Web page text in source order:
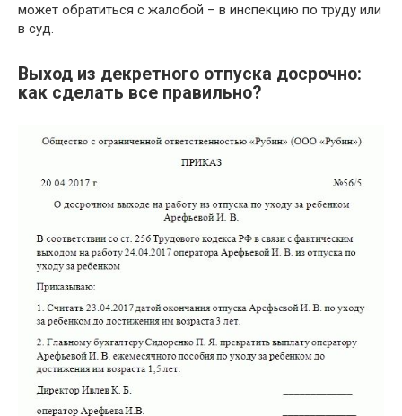
может обратиться с жалобой – в инспекцию по труду или
в суд.
Выход из декретного отпуска досрочно:
как сделать все правильно?